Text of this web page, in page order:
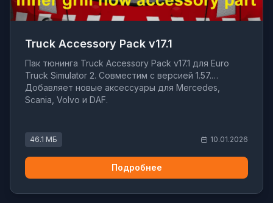
Truck Accessory Pack v17.1
Пак тюнинга Truck Accessory Pack v17.1 для Euro
Truck Simulator 2. Совместим с версией 1.57.
Добавляет новые аксессуары для Mercedes,
Scania, Volvo и DAF.
46.1 МБ 10.01.2026
Подробнее